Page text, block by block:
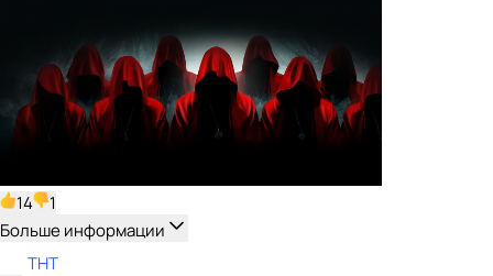
14
1
Больше информации
ТНТ